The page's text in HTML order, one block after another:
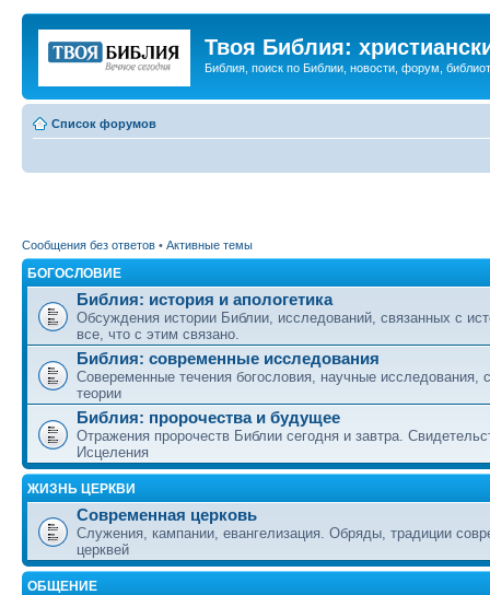
Твоя Библия:
Библия, поиск по Библии, новости, форум,
Список форумов
Сообщения без ответов • Активные темы
БОГОСЛОВИЕ
Библия: история и апологетика
Обсуждения истории Библии, исследований, связанных с
все, что с этим связано.
Библия: современные исследования
Совеременные течения богословия, научные исследования,
теории
Библия: пророчества и будущее
Отражения пророчеств Библии сегодня и завтра.
Исцеления
ЖИЗНЬ ЦЕРКВИ
Современная церковь
Служения, кампании, евангелизация. Обряды, традиции
церквей
ОБЩЕНИЕ